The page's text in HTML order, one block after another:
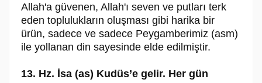
Allah'a güvenen, Allah'ı seven ve putları terk
eden toplulukların oluşması gibi harika bir
ürün, sadece ve sadece Peygamberimiz (asm)
ile yollanan din sayesinde elde edilmiştir.
13. Hz. İsa (as) Kudüs’e gelir. Her gün